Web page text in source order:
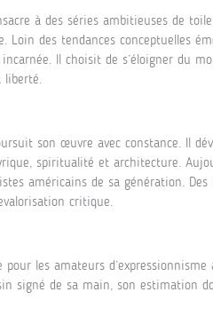
à des séries ambitieuses de
Loin des tendances conceptuelles
Il choisit de s’éloigner du
liberté.
son œuvre avec constance. Il
spiritualité et architecture.
américains de sa génération.
critique.
les amateurs d’expressionnisme
signé de sa main, son estimation